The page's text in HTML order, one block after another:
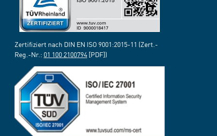
Zertifiziert nach DIN EN ISO 9001:2015-11 (Zert.-
Reg.-Nr.: 01 100 2100794 [PDF])